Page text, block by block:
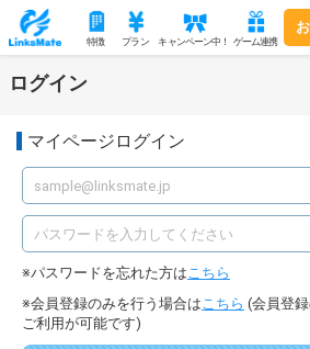
特徴 プラン キャンペーン中！ ゲーム連携
ログイン
マイページログイン
パスワードを忘れた方はこちら
会員登録のみを行う場合はこちら (会員登
ご利用が可能です)